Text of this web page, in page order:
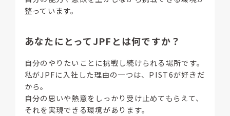
整っています。
あなたにとってJPFとは何ですか？
自分のやりたいことに挑戦し続けられる場所です。
私がJPFに入社した理由の一つは、PIST6が好きだ
から。
自分の思いや熱意をしっかり受け止めてもらえて、
それを実現できる環境があります。